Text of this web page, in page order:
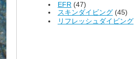
EFR (47)
スキンダイビング (45)
リフレッシュダイビング